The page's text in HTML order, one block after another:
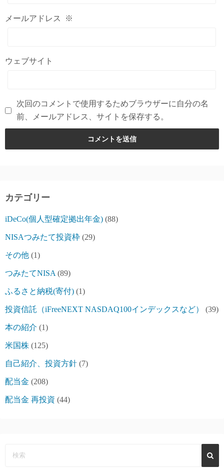
メールアドレス ※
ウェブサイト
次回のコメントで使用するためブラウザーに自分の名
前、メールアドレス、サイトを保存する。
カテゴリー
iDeCo(個人型確定拠出年金) (88)
NISAつみたて投資枠 (29)
その他 (1)
つみたてNISA (89)
ふるさと納税(寄付) (1)
投資信託（iFreeNEXT NASDAQ100インデックスなど） (39)
本の紹介 (1)
米国株 (125)
自己紹介、投資方針 (7)
配当金 (208)
配当金 再投資 (44)